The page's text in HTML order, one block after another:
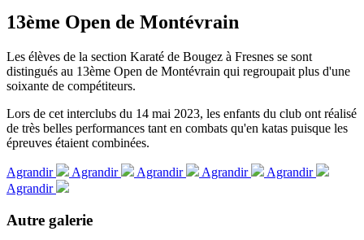
13ème Open de Montévrain
Les élèves de la section Karaté de Bougez à Fresnes se sont
distingués au 13ème Open de Montévrain qui regroupait plus d'une
soixante de compétiteurs.
Lors de cet interclubs du 14 mai 2023, les enfants du club ont réalisé
de très belles performances tant en combats qu'en katas puisque les
épreuves étaient combinées.
Agrandir Agrandir Agrandir Agrandir
Agrandir
Agrandir
Autre galerie